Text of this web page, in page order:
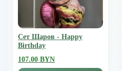
Сет Шаров - Happy
Birthday
107.00 BYN